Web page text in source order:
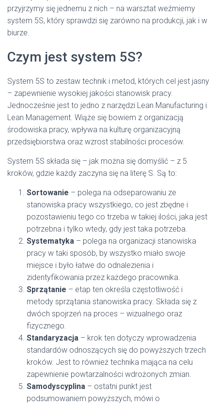
przyjrzymy się jednemu z nich – na warsztat weźmiemy
system 5S, który sprawdzi się zarówno na produkcji, jak i w
biurze.
Czym jest system 5S?
System 5S to zestaw technik i metod, których cel jest jasny
– zapewnienie wysokiej jakości stanowisk pracy.
Jednocześnie jest to jedno z narzędzi Lean Manufacturing i
Lean Management. Wiąże się bowiem z organizacją
środowiska pracy, wpływa na kulturę organizacyjną
przedsiębiorstwa oraz wzrost stabilności procesów.
System 5S składa się – jak można się domyślić – z 5
kroków, gdzie każdy zaczyna się na literę S. Są to:
Sortowanie – polega na odseparowaniu ze
stanowiska pracy wszystkiego, co jest zbędne i
pozostawieniu tego co trzeba w takiej ilości, jaka jest
potrzebna i tylko wtedy, gdy jest taka potrzeba.
Systematyka – polega na organizacji stanowiska
pracy w taki sposób, by wszystko miało swoje
miejsce i było łatwe do odnalezienia i
zidentyfikowania przez każdego pracownika.
Sprzątanie – etap ten określa częstotliwość i
metody sprzątania stanowiska pracy. Składa się z
dwóch spojrzeń na proces – wizualnego oraz
fizycznego.
Standaryzacja – krok ten dotyczy wprowadzenia
standardów odnoszących się do powyższych trzech
kroków. Jest to również technika mająca na celu
zapewnienie powtarzalności wdrożonych zmian.
Samodyscyplina – ostatni punkt jest
podsumowaniem powyższych, mówi o